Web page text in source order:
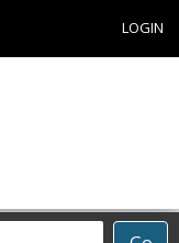
LOGIN